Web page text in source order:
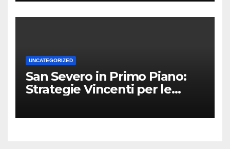
UNCATEGORIZED
San Severo in Primo Piano:
Strategie Vincenti per le
Territorio